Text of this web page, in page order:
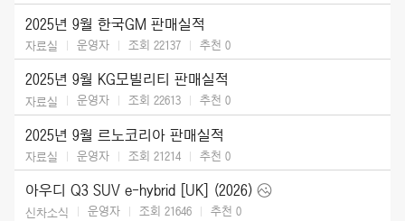
2025년 9월 한국GM 판매실적
자료실 운영자 조회 22137 추천 0
2025년 9월 KG모빌리티 판매실적
자료실 운영자 조회 22613 추천 0
2025년 9월 르노코리아 판매실적
자료실 운영자 조회 21214 추천 0
아우디 Q3 SUV e-hybrid [UK] (2026)
신차소식 운영자 조회 21646 추천 0